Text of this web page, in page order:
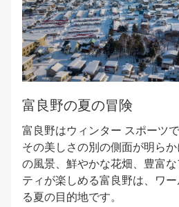
富良野の夏の冒険
富良野はウィンター スポーツ
その美しさの別の側面が明ら
の風景、鮮やかな花畑、豊富
ティが楽しめる富良野は、ワ
る夏の目的地です。